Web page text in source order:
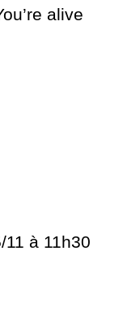
alive
à 11h30